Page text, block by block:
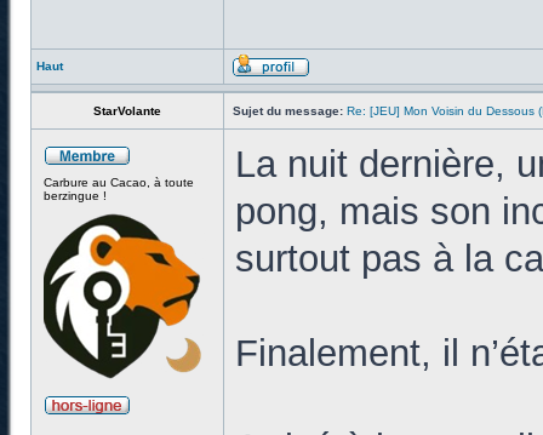
Haut
StarVolante Sujet du message: Re: [JEU] Mon Voisin du Dessous
Carbure au Cacao, à toute
berzingue !
La nuit dernière,
pong, mais son
surtout pas à la
Finalement, il